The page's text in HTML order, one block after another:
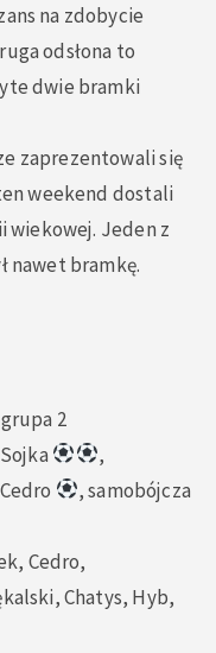
na zdobycie
odsłona to
dwie bramki
zaprezentowali się
weekend dostali
wiekowej. Jeden z
nawet bramkę.
2
,
, samobójcza
Cedro,
Chatys, Hyb,